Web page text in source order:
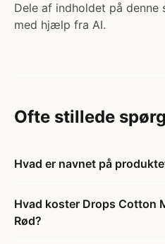
Dele af indholdet på
med hjælp fra AI.
Ofte stillede
Hvad er navnet på
Hvad koster Drops Cotton
Rød?